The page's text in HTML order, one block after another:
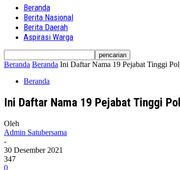
Beranda
Berita Nasional
Berita Daerah
Aspirasi Warga
Beranda Beranda Ini Daftar Nama 19 Pejabat Tinggi
Beranda
Ini Daftar Nama 19 Pejabat Tinggi
Oleh
Admin Satubersama
-
30 Desember 2021
347
0